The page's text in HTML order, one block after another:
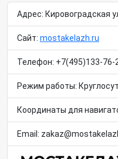
Адрес: Кировоградская
Сайт: mostakelazh.ru
Телефон: +7(495)133-76-
Режим работы:
Координаты для
Email: